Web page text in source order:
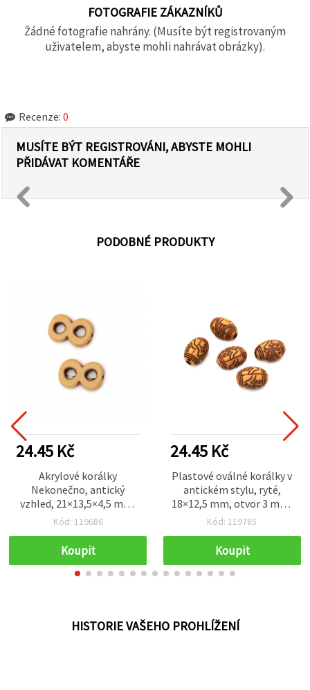
FOTOGRAFIE ZÁKAZNÍKŮ
Žádné fotografie nahrány. (Musíte být registrovaným
uživatelem, abyste mohli nahrávat obrázky).
Recenze: 0
MUSÍTE BÝT REGISTROVÁNI, ABYSTE MOHLI
PŘIDÁVAT KOMENTÁŘE
PODOBNÉ PRODUKTY
24.45 Kč
Akrylové korálky
Nekonečno, antický
vzhled, 21×13,5×4,5 mm,
průvlek 2 mm, hnědá
Kód: 119686
Koupit
24.45 Kč
Plastové oválné korálky v
antickém stylu, ryté,
18×12,5 mm, otvor 3 mm,
hnědé – 50 g (~30 ks)
Kód: 119785
Koupit
HISTORIE VAŠEHO PROHLÍŽENÍ